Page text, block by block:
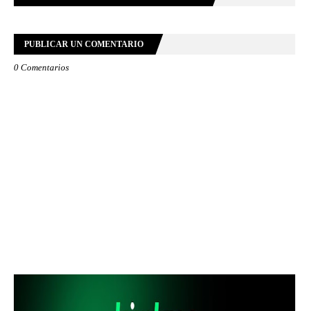
PUBLICAR UN COMENTARIO
0 Comentarios